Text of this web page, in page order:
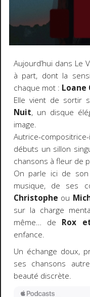
Aujourd’hui dans Le
à part, dont la
chaque mot : Loane
Elle vient de sortir
Nuit, un disque
image.
Autrice-
débuts un sillon
chansons à fleur de
On parle ici de
musique, de ses
Christophe ou
sur la charge
même… de Rox
enfance.
Un échange doux,
ses chansons
beauté discrète.